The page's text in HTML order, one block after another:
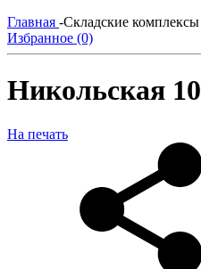
Главная -Складские комплексы
Избранное (0)
Никольская 10
На печать